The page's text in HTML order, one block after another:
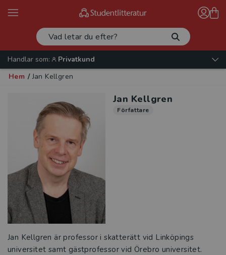
Handlar som:
Privatkund
Hem / Jan Kellgren
Jan Kellgren
Författare
Jan Kellgren är professor i skatterätt vid Linköpings
universitet samt gästprofessor vid Örebro universitet.